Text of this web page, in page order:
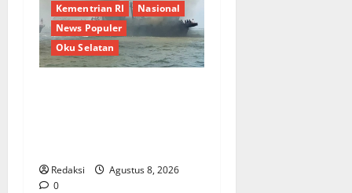
Kementrian RI
Nasional
News Populer
Oku Selatan
Redaksi
Agustus 8, 2026
0